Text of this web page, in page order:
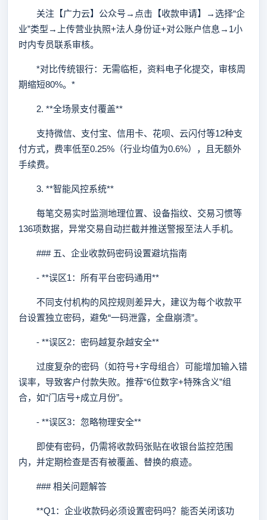
关注【广力云】公众号→点击【收款申请】→选择“企
业”类型→上传营业执照+法人身份证+对公账户信息→1小
时内专员联系审核。
*对比传统银行：无需临柜，资料电子化提交，审核周
期缩短80%。*
2. **全场景支付覆盖**
支持微信、支付宝、信用卡、花呗、云闪付等12种支
付方式，费率低至0.25%（行业均值为0.6%），且无额外
手续费。
3. **智能风控系统**
每笔交易实时监测地理位置、设备指纹、交易习惯等
136项数据，异常交易自动拦截并推送警报至法人手机。
### 五、企业收款码密码设置避坑指南
- **误区1：所有平台密码通用**
不同支付机构的风控规则差异大，建议为每个收款平
台设置独立密码，避免“一码泄露，全盘崩溃”。
- **误区2：密码越复杂越安全**
过度复杂的密码（如符号+字母组合）可能增加输入错
误率，导致客户付款失败。推荐“6位数字+特殊含义”组
合，如“门店号+成立月份”。
- **误区3：忽略物理安全**
即使有密码，仍需将收款码张贴在收银台监控范围
内，并定期检查是否有被覆盖、替换的痕迹。
### 相关问题解答
**Q1：企业收款码必须设置密码吗？能否关闭该功